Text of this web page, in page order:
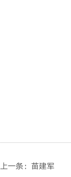
上一条： 苗建军